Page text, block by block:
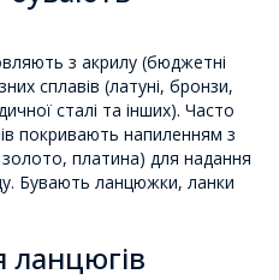
з акрилу (бюджетні
сплавів (латуні, бронзи,
сталі та інших). Часто
покривають напиленням з
золото, платина) для надання
Бувають ланцюжки, ланки
ланцюгів